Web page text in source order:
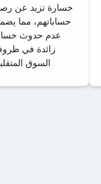
خسارة تزيد عن
حساباتهم، مما
عدم حدوث
زائدة في
السوق